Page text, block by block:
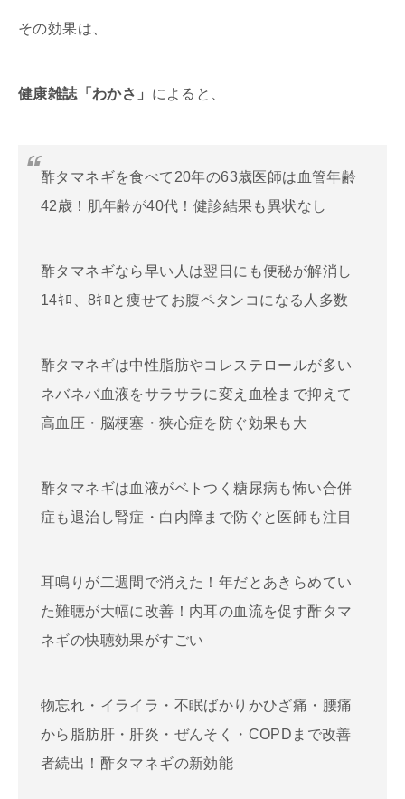
その効果は、
健康雑誌「わかさ」 によると、
酢タマネギを食べて20年の63歳医師は血管年齢
42歳！肌年齢が40代！健診結果も異状なし
酢タマネギなら早い人は翌日にも便秘が解消し
14ｷﾛ、8ｷﾛと痩せてお腹ペタンコになる人多数
酢タマネギは中性脂肪やコレステロールが多い
ネバネバ血液をサラサラに変え血栓まで抑えて
高血圧・脳梗塞・狭心症を防ぐ効果も大
酢タマネギは血液がベトつく糖尿病も怖い合併
症も退治し腎症・白内障まで防ぐと医師も注目
耳鳴りが二週間で消えた！年だとあきらめてい
た難聴が大幅に改善！内耳の血流を促す酢タマ
ネギの快聴効果がすごい
物忘れ・イライラ・不眠ばかりかひざ痛・腰痛
から脂肪肝・肝炎・ぜんそく・COPDまで改善
者続出！酢タマネギの新効能